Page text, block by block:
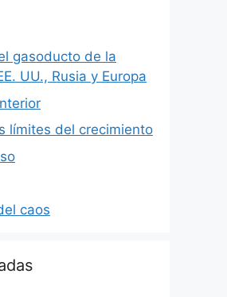
gasoducto de la
UU., Rusia y Europa
límites del crecimiento
caos